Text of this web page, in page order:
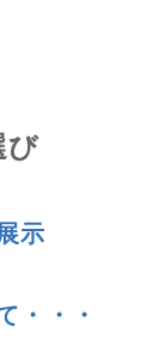
び
示
・・・